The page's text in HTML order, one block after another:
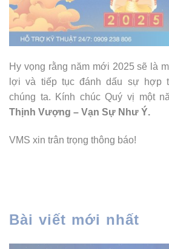
Hy vọng rằng năm mới 2025 sẽ là
lợi và tiếp tục đánh dấu sự hợp
chúng ta. Kính chúc Quý vị một
Thịnh Vượng – Vạn Sự Như Ý.
VMS xin trân trọng thông báo!
Bài viết mới nhất